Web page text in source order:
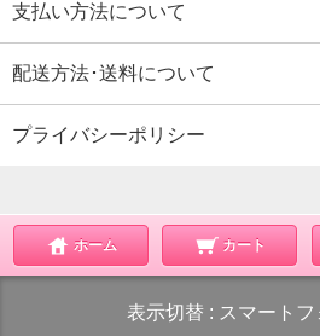
支払い方法について
配送方法･送料について
プライバシーポリシー
ホーム カート
表示切替 : スマートフ